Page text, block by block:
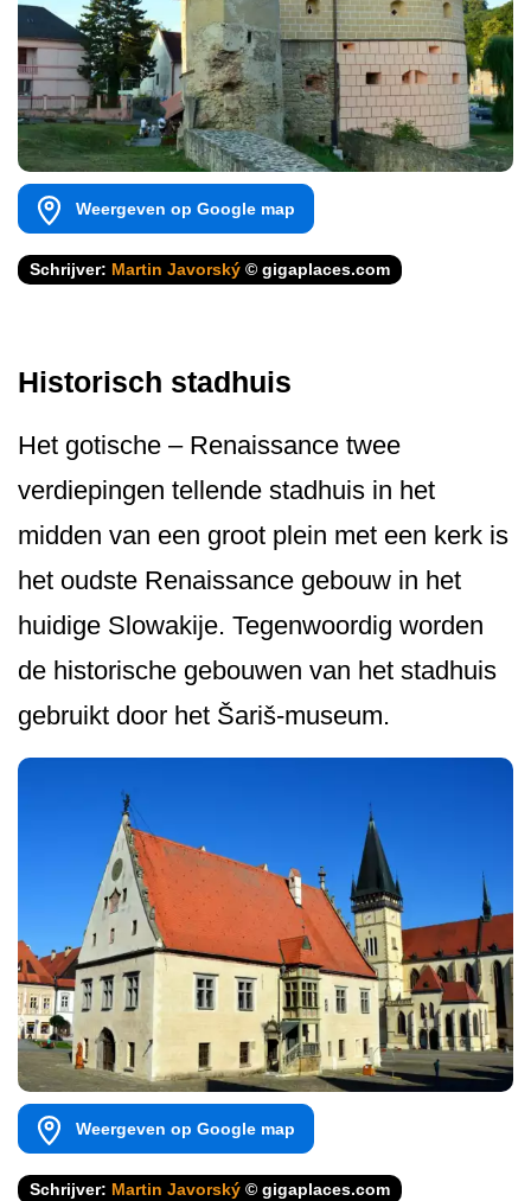
Weergeven op Google map
Schrijver: Martin Javorský © gigaplaces.com
Historisch stadhuis
Het gotische – Renaissance twee
verdiepingen tellende stadhuis in het
midden van een groot plein met een kerk is
het oudste Renaissance gebouw in het
huidige Slowakije. Tegenwoordig worden
de historische gebouwen van het stadhuis
gebruikt door het Šariš-museum.
Weergeven op Google map
Schrijver: Martin Javorský © gigaplaces.com